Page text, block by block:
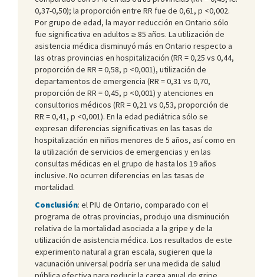
0,37-0,50); la proporción entre RR fue de 0,61, p <0,002.
Por grupo de edad, la mayor reducción en Ontario sólo
fue significativa en adultos ≥ 85 años. La utilización de
asistencia médica disminuyó más en Ontario respecto a
las otras provincias en hospitalización (RR = 0,25 vs 0,44,
proporción de RR = 0,58, p <0,001), utilización de
departamentos de emergencia (RR = 0,31 vs 0,70,
proporción de RR = 0,45, p <0,001) y atenciones en
consultorios médicos (RR = 0,21 vs 0,53, proporción de
RR = 0,41, p <0,001). En la edad pediátrica sólo se
expresan diferencias significativas en las tasas de
hospitalización en niños menores de 5 años, así como en
la utilización de servicios de emergencias y en las
consultas médicas en el grupo de hasta los 19 años
inclusive. No ocurren diferencias en las tasas de
mortalidad.
Conclusión: el PIU de Ontario, comparado con el
programa de otras provincias, produjo una disminución
relativa de la mortalidad asociada a la gripe y de la
utilización de asistencia médica. Los resultados de este
experimento natural a gran escala, sugieren que la
vacunación universal podría ser una medida de salud